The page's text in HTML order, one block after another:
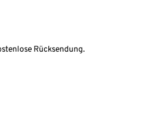
Rücksendung.